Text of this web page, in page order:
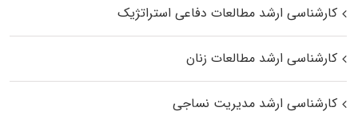
کارشناسی ارشد مطالعات دفاعی استراتژیک
کارشناسی ارشد مطالعات زنان
کارشناسی ارشد مدیریت نساجی